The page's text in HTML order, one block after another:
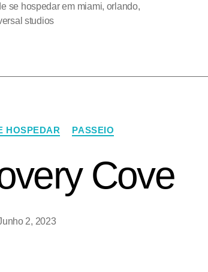
se hospedar em miami, orlando,
studios
HOSPEDAR PASSEIO
Cove
2, 2023